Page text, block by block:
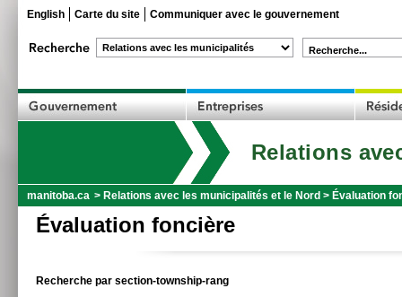
English Carte du site Communiquer avec le gouvernement
Recherche...
Relations
manitoba.ca > Relations avec les municipalités et le Nord > Évaluation
Évaluation foncière
Recherche par section-township-rang